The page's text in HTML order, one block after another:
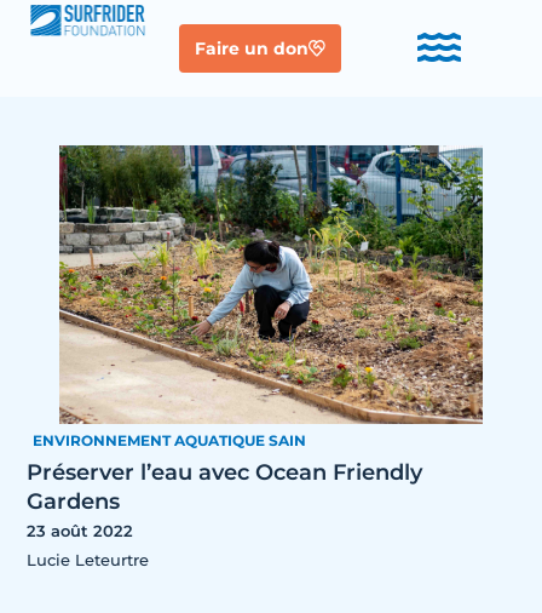
Faire un don
ENVIRONNEMENT AQUATIQUE SAIN
Préserver l’eau avec Ocean Friendly
Gardens
23 août 2022
Lucie Leteurtre